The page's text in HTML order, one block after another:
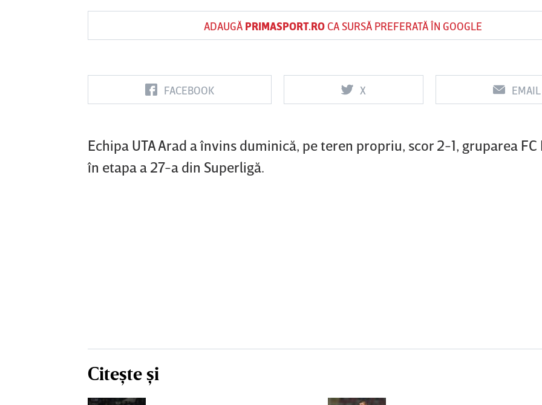
ADAUGĂ PRIMASPORT.ROCA SURSĂ PREFERATĂ ÎN GOOGLE
FACEBOOK X EMAIL
Echipa UTA Arad a învins duminică, pe teren propriu, scor 2-1, gruparea FC
în etapa a 27-a din Superligă.
Citește și
FC Botoşani
Vs
Corvinul
Hunedoara
Sepsi OSK Sf
Vs
FCSB UTA Arad
Vs
Rapid